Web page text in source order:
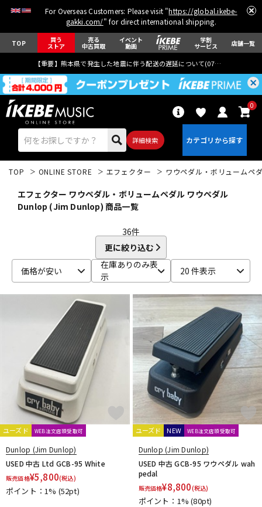
For Overseas Customers: Please visit "https://global.ikebe-
gakki.com/" for direct international shipping.
TOP 買う
ストア
売る
中古買取
イベント
動画
学割
サービス 店舗一覧
【重要】熊本県で発生した地震に伴う配送の遅延について(07月29日
詳細検索
0
ベース ウクレレ
ドラム パーカッション
キーボード 電子ピアノ
管楽器 その他楽器
アンプ エフェクター
DJ機器 DTM
TOP ONLINE STORE エフェクター ワウペダル・ボリュームペ
エフェクター ワウペダル・ボリュームペダル ワウペダル
Dunlop (Jim Dunlop) 商品一覧
36件
更に絞り込む
価格が安い
在庫ありのみ表
示
20 件表示
ユーズド WEB注文店頭受取可
Dunlop (Jim Dunlop)
USED 中古 Ltd GCB-95 White
販売価格¥5,800(税込)
ポイント：1% (52pt)
ユーズド NEW WEB注文店頭受取可
Dunlop (Jim Dunlop)
USED 中古 GCB-95 ワウペダル wah
pedal
販売価格¥8,800(税込)
ポイント：1%(80pt)